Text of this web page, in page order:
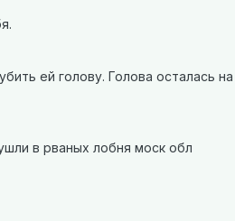
ей голову. Голова осталась
в рваных лобня моск обл